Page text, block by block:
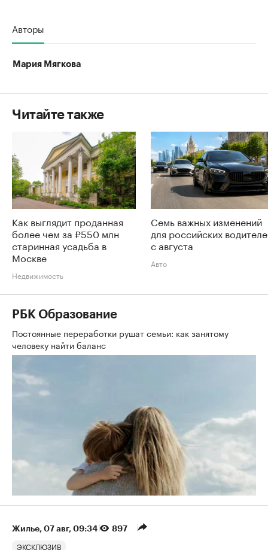
Авторы
Мария Мягкова
Читайте также
Как выглядит проданная
более чем за ₽550 млн
старинная усадьба в
Москве
Недвижимость
Семь важных изменений
для российских
с августа
Авто
РБК Образование
Постоянные переработки рушат семьи: как занятому
человеку найти баланс
Жилье⁠, 07 авг, 09:34 897
ЭКСКЛЮЗИВ